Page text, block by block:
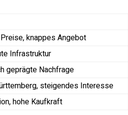
knappes Angebot
Infrastruktur
geprägte Nachfrage
steigendes Interesse
hohe Kaufkraft